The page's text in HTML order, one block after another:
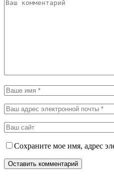
Сохраните мое имя, адрес